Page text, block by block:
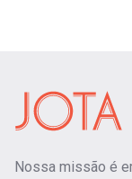
Nossa missão é